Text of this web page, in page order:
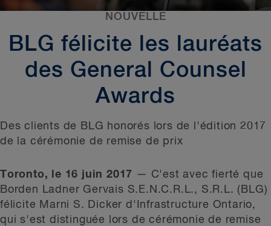
NOUVELLE
BLG félicite les lauréats
des General Counsel
Awards
Des clients de BLG honorés lors de l'édition 2017
de la cérémonie de remise de prix
Toronto, le 16 juin 2017 — C'est avec fierté que
Borden Ladner Gervais S.E.N.C.R.L., S.R.L. (BLG)
félicite Marni S. Dicker d'Infrastructure Ontario,
qui s'est distinguée lors de cérémonie de remise